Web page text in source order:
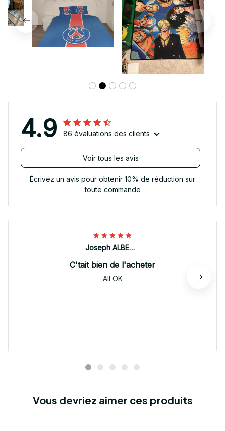
4.9 86 évaluations des clients
Voir tous les avis
Écrivez un avis pour obtenir 10% de réduction sur
toute commande
Joseph ALBERTINI
C'tait bien de l'acheter
All OK
Vous devriez aimer ces produits